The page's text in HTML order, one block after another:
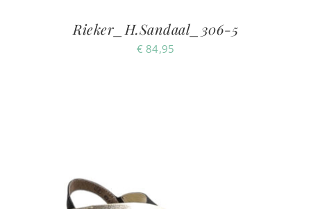
Rieker_H.Sandaal_306-5
€ 84,95